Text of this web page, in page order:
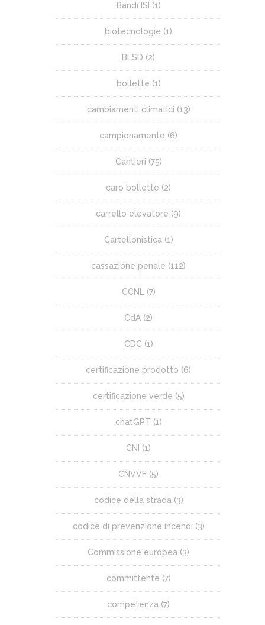
Bandi ISI (1)
biotecnologie (1)
BLSD (2)
bollette (1)
cambiamenti climatici (13)
campionamento (6)
Cantieri (75)
caro bollette (2)
carrello elevatore (9)
Cartellonistica (1)
cassazione penale (112)
CCNL (7)
CdA (2)
CDC (1)
certificazione prodotto (6)
certificazione verde (5)
chatGPT (1)
CNI (1)
CNVVF (5)
codice della strada (3)
codice di prevenzione incendi (3)
Commissione europea (3)
committente (7)
competenza (7)